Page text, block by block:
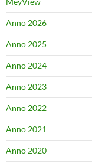
Anno 2026
Anno 2025
Anno 2024
Anno 2023
Anno 2022
Anno 2021
Anno 2020